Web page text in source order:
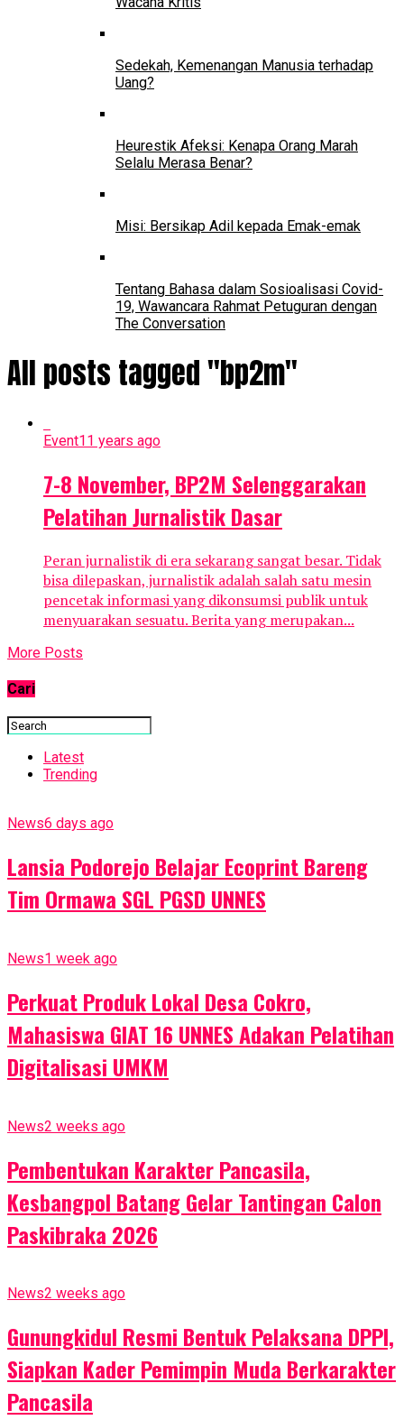
Sedekah, Kemenangan Manusia terhadap
Uang?
Heurestik Afeksi: Kenapa Orang Marah
Selalu Merasa Benar?
Misi: Bersikap Adil kepada Emak-emak
Tentang Bahasa dalam Sosioalisasi Covid-
19, Wawancara Rahmat Petuguran dengan
The Conversation
All posts tagged "bp2m"
Event11 years ago
7-8 November, BP2M Selenggarakan
Pelatihan Jurnalistik Dasar
Peran jurnalistik di era sekarang sangat besar. Tidak
bisa dilepaskan, jurnalistik adalah salah satu mesin
pencetak informasi yang dikonsumsi publik untuk
menyuarakan sesuatu. Berita yang merupakan...
More Posts
Cari
Latest
Trending
News6 days ago
Lansia Podorejo Belajar Ecoprint Bareng
Tim Ormawa SGL PGSD UNNES
News1 week ago
Perkuat Produk Lokal Desa Cokro,
Mahasiswa GIAT 16 UNNES Adakan Pelatihan
Digitalisasi UMKM
News2 weeks ago
Pembentukan Karakter Pancasila,
Kesbangpol Batang Gelar Tantingan Calon
Paskibraka 2026
News2 weeks ago
Gunungkidul Resmi Bentuk Pelaksana DPPI,
Siapkan Kader Pemimpin Muda Berkarakter
Pancasila